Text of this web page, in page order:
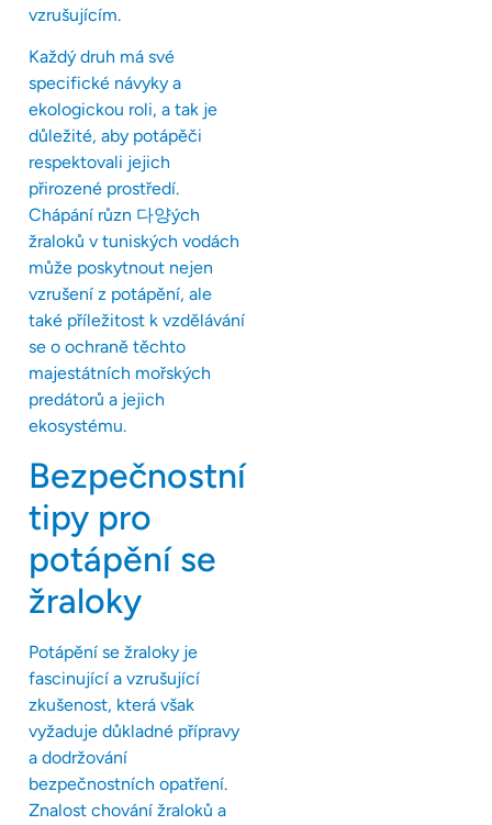
vzrušujícím.
Každý druh má své
specifické návyky a
ekologickou roli, a tak je
důležité, aby potápěči
respektovali jejich
přirozené prostředí.
Chápání různ 다양ých
žraloků v tuniských vodách
může poskytnout nejen
vzrušení z potápění, ale
také příležitost k vzdělávání
se o ochraně těchto
majestátních mořských
predátorů a jejich
ekosystému.
Bezpečnostní
tipy pro
potápění se
žraloky
Potápění se žraloky je
fascinující a vzrušující
zkušenost, která však
vyžaduje důkladné přípravy
a dodržování
bezpečnostních opatření.
Znalost chování žraloků a